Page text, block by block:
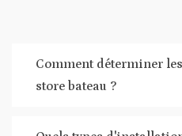
Comment déterminer
store bateau ?